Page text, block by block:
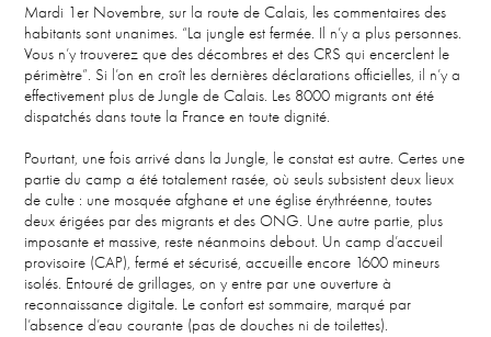
Mardi 1er Novembre, sur la route de Calais, les commentaires des
habitants sont unanimes. “La jungle est fermée. Il n’y a plus personnes.
Vous n’y trouverez que des décombres et des CRS qui encerclent le
périmètre”. Si l’on en croît les dernières déclarations officielles, il n’y a
effectivement plus de Jungle de Calais. Les 8000 migrants ont été
dispatchés dans toute la France en toute dignité.​
Pourtant, une fois arrivé dans la Jungle, le constat est autre. Certes une
partie du camp a été totalement rasée, où seuls subsistent deux lieux
de culte : une mosquée afghane et une église érythréenne, toutes
deux érigées par des migrants et des ONG. Une autre partie, plus
imposante et massive, reste néanmoins debout. Un camp d’accueil
provisoire (CAP), fermé et sécurisé, accueille encore 1600 mineurs
isolés. Entouré de grillages, on y entre par une ouverture à
reconnaissance digitale. Le confort est sommaire, marqué par
l’absence d’eau courante (pas de douches ni de toilettes).​